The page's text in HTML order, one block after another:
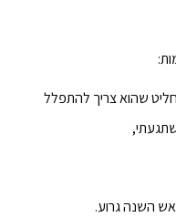
שהוא צריך להתפלל
השנה גרוע.